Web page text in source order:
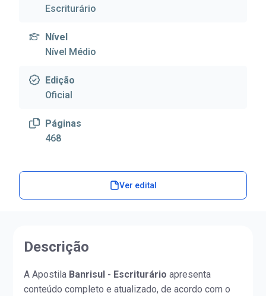
Escriturário
Nível
Nível Médio
Edição
Oficial
Páginas
468
Ver edital
Descrição
A Apostila Banrisul - Escriturário apresenta
conteúdo completo e atualizado, de acordo com o